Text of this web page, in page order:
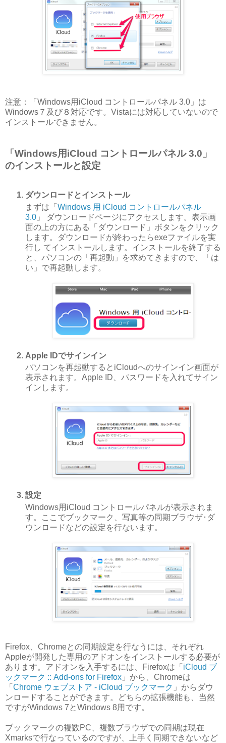
注意：「Windows用iCloud コントロールパネル 3.0」は
Windows７及び８対応です。Vistaには対応していないので
インストールできません。
「Windows用iCloud コントロールパネル 3.0」
のインストールと設定
ダウンロードとインストール
まずは「 Windows 用 iCloud コントロールパネル
3.0 」 ダウンロードページにアクセスします。表示画
面の上の方にある「ダウンロード」ボタンをクリック
します。ダウンロードが終わったらexeファイルを実
行し てインストールします。インストールを終了する
と、パソコンの「再起動」を求めてきますので、「は
い」で再起動します。
Apple IDでサインイン
パソコンを再起動するとiCloudへのサインイン画面が
表示されます。Apple ID、パスワードを入れてサイン
インします。
設定
Windows用iCloud コントロールパネルが表示されま
す。ここでブックマーク、写真等の同期ブラウザ･ダ
ウンロードなどの設定を行ないます。
Firefox、Chromeとの同期設定を行なうには、それぞれ
Appleが開発した専用のアドオンをインストールする必要が
あります。アドオンを入手するには、Firefoxは「 iCloud ブ
ックマーク :: Add-ons for Firefox 」から、Chromeは
「 Chrome ウェブストア - iCloud ブックマーク 」からダウ
ンロードすることができます。どちらの拡張機能も、当然
ですがWindows 7とWindows 8用です。
ブッ クマークの複数PC、複数ブラウザでの同期は現在
Xmarksで行なっているのですが、上手く同期できないなど